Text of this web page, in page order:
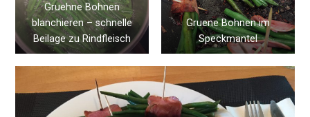
Gruehne Bohnen
blanchieren – schnelle
Beilage zu Rindfleisch
Gruene Bohnen im
Speckmantel